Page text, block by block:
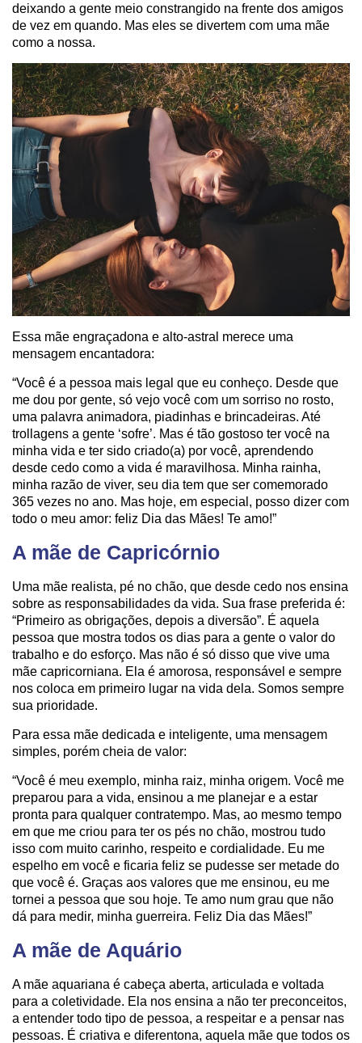
deixando a gente meio constrangido na frente dos amigos
de vez em quando. Mas eles se divertem com uma mãe
como a nossa.
Essa mãe engraçadona e alto-astral merece uma
mensagem encantadora:
“Você é a pessoa mais legal que eu conheço. Desde que
me dou por gente, só vejo você com um sorriso no rosto,
uma palavra animadora, piadinhas e brincadeiras. Até
trollagens a gente ‘sofre’. Mas é tão gostoso ter você na
minha vida e ter sido criado(a) por você, aprendendo
desde cedo como a vida é maravilhosa. Minha rainha,
minha razão de viver, seu dia tem que ser comemorado
365 vezes no ano. Mas hoje, em especial, posso dizer com
todo o meu amor: feliz Dia das Mães! Te amo!”
A mãe de Capricórnio
Uma mãe realista, pé no chão, que desde cedo nos ensina
sobre as responsabilidades da vida. Sua frase preferida é:
“Primeiro as obrigações, depois a diversão”. É aquela
pessoa que mostra todos os dias para a gente o valor do
trabalho e do esforço. Mas não é só disso que vive uma
mãe capricorniana. Ela é amorosa, responsável e sempre
nos coloca em primeiro lugar na vida dela. Somos sempre
sua prioridade.
Para essa mãe dedicada e inteligente, uma mensagem
simples, porém cheia de valor:
“Você é meu exemplo, minha raiz, minha origem. Você me
preparou para a vida, ensinou a me planejar e a estar
pronta para qualquer contratempo. Mas, ao mesmo tempo
em que me criou para ter os pés no chão, mostrou tudo
isso com muito carinho, respeito e cordialidade. Eu me
espelho em você e ficaria feliz se pudesse ser metade do
que você é. Graças aos valores que me ensinou, eu me
tornei a pessoa que sou hoje. Te amo num grau que não
dá para medir, minha guerreira. Feliz Dia das Mães!”
A mãe de Aquário
A mãe aquariana é cabeça aberta, articulada e voltada
para a coletividade. Ela nos ensina a não ter preconceitos,
a entender todo tipo de pessoa, a respeitar e a pensar nas
pessoas. É criativa e diferentona, aquela mãe que todos os